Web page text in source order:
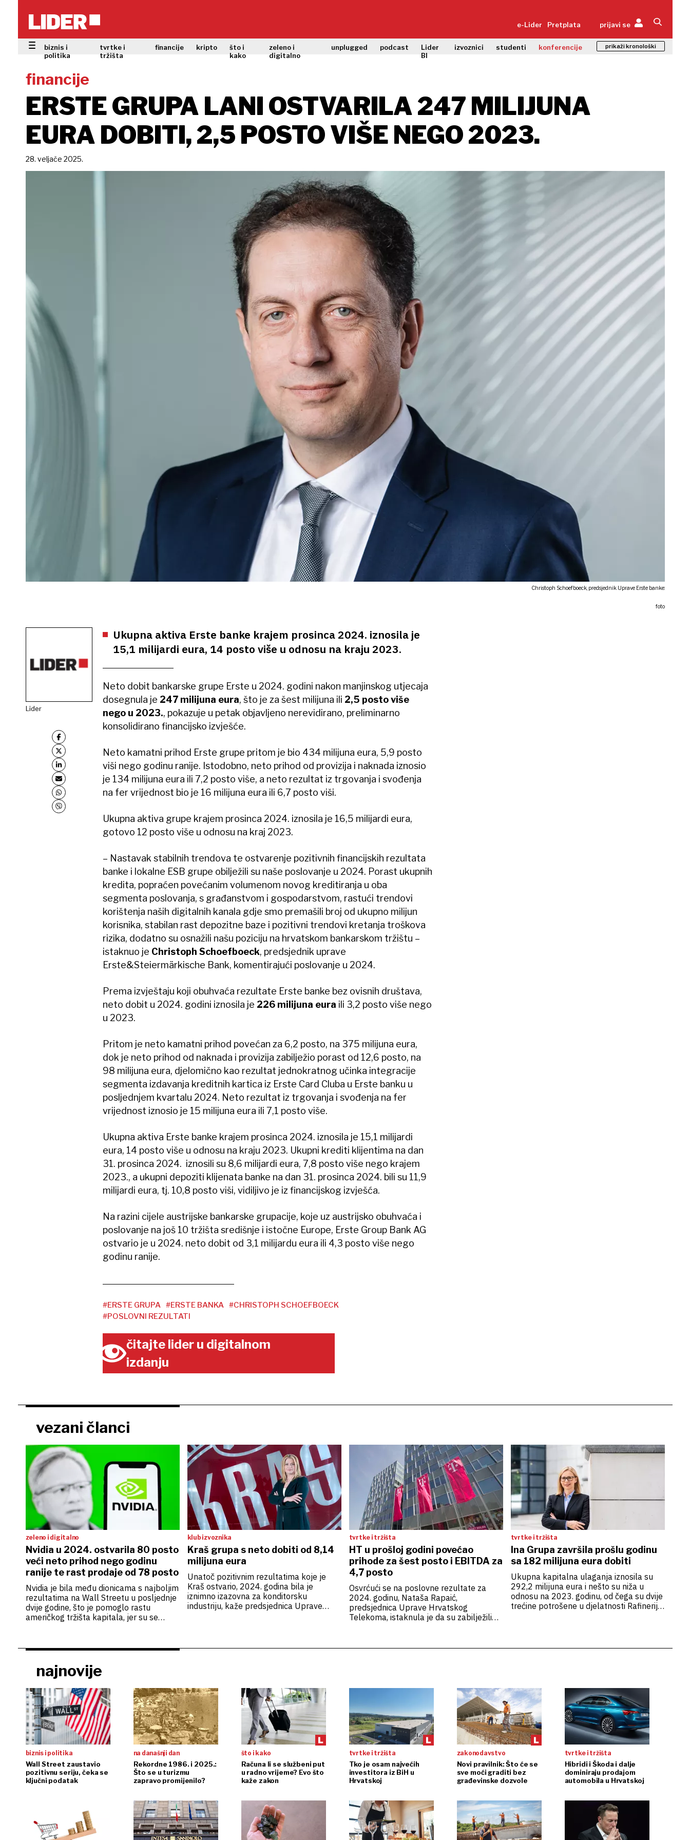
e-Lider Pretplata prijavi se
biznis i
politika
tvrtke i
tržišta
financije kripto
što i
kako
zeleno i
digitalno
unplugged podcast
Lider
BI
izvoznici studenti konferencije prikaži kronološki
financije
ERSTE GRUPA LANI OSTVARILA 247 MILIJUNA
EURA DOBITI, 2,5 POSTO VIŠE NEGO 2023.
28. veljače 2025.
Christoph Schoefboeck, predsjednik Uprave Erste banke:
foto
Lider
Ukupna aktiva Erste banke krajem prosinca 2024. iznosila je
15,1 milijardi eura, 14 posto više u odnosu na kraju 2023.
Neto dobit bankarske grupe Erste u 2024. godini nakon manjinskog utjecaja
dosegnula je 247 milijuna eura, što je za šest milijuna ili 2,5 posto više
nego u 2023., pokazuje u petak objavljeno nerevidirano, preliminarno
konsolidirano financijsko izvješće.
Neto kamatni prihod Erste grupe pritom je bio 434 milijuna eura, 5,9 posto
viši nego godinu ranije. Istodobno, neto prihod od provizija i naknada iznosio
je 134 milijuna eura ili 7,2 posto više, a neto rezultat iz trgovanja i svođenja
na fer vrijednost bio je 16 milijuna eura ili 6,7 posto viši.
Ukupna aktiva grupe krajem prosinca 2024. iznosila je 16,5 milijardi eura,
gotovo 12 posto više u odnosu na kraj 2023.
– Nastavak stabilnih trendova te ostvarenje pozitivnih financijskih rezultata
banke i lokalne ESB grupe obilježili su naše poslovanje u 2024. Porast ukupnih
kredita, popraćen povećanim volumenom novog kreditiranja u oba
segmenta poslovanja, s građanstvom i gospodarstvom, rastući trendovi
korištenja naših digitalnih kanala gdje smo premašili broj od ukupno milijun
korisnika, stabilan rast depozitne baze i pozitivni trendovi kretanja troškova
rizika, dodatno su osnažili našu poziciju na hrvatskom bankarskom tržištu –
istaknuo je Christoph Schoefboeck, predsjednik uprave
Erste&Steiermärkische Bank, komentirajući poslovanje u 2024.
Prema izvještaju koji obuhvaća rezultate Erste banke bez ovisnih društava,
neto dobit u 2024. godini iznosila je 226 milijuna eura ili 3,2 posto više nego
u 2023.
Pritom je neto kamatni prihod povećan za 6,2 posto, na 375 milijuna eura,
dok je neto prihod od naknada i provizija zabilježio porast od 12,6 posto, na
98 milijuna eura, djelomično kao rezultat jednokratnog učinka integracije
segmenta izdavanja kreditnih kartica iz Erste Card Cluba u Erste banku u
posljednjem kvartalu 2024. Neto rezultat iz trgovanja i svođenja na fer
vrijednost iznosio je 15 milijuna eura ili 7,1 posto više.
Ukupna aktiva Erste banke krajem prosinca 2024. iznosila je 15,1 milijardi
eura, 14 posto više u odnosu na kraju 2023. Ukupni krediti klijentima na dan
31. prosinca 2024. iznosili su 8,6 milijardi eura, 7,8 posto više nego krajem
2023., a ukupni depoziti klijenata banke na dan 31. prosinca 2024. bili su 11,9
milijardi eura, tj. 10,8 posto viši, vidiljivo je iz financijskog izvješća.
Na razini cijele austrijske bankarske grupacije, koje uz austrijsko obuhvaća i
poslovanje na još 10 tržišta središnje i istočne Europe, Erste Group Bank AG
ostvario je u 2024. neto dobit od 3,1 milijardu eura ili 4,3 posto više nego
godinu ranije.
#ERSTE GRUPA #ERSTE BANKA #CHRISTOPH SCHOEFBOECK
#POSLOVNI REZULTATI
čitajte lider u digitalnom
izdanju
vezani članci
zeleno i digitalno
Nvidia u 2024. ostvarila 80 posto
veći neto prihod nego godinu
ranije te rast prodaje od 78 posto
Nvidia je bila među dionicama s najboljim
rezultatima na Wall Streetu u posljednje
dvije godine, što je pomoglo rastu
američkog tržišta kapitala, jer su se
klub izvoznika
Kraš grupa s neto dobiti od 8,14
milijuna eura
Unatoč pozitivnim rezultatima koje je
Kraš ostvario, 2024. godina bila je
iznimno izazovna za konditorsku
industriju, kaže predsjednica Uprave
tvrtke i tržišta
HT u prošloj godini povećao
prihode za šest posto i EBITDA za
4,7 posto
Osvrćući se na poslovne rezultate za
2024. godinu, Nataša Rapaić,
predsjednica Uprave Hrvatskog
Telekoma, istaknula je da su zabilježili
uslugama
tvrtke i tržišta
Ina Grupa završila prošlu godinu
sa 182 milijuna eura dobiti
Ukupna kapitalna ulaganja iznosila su
292,2 milijuna eura i nešto su niža u
odnosu na 2023. godinu, od čega su dvije
trećine potrošene u djelatnosti Rafinerija
najnovije
biznis i politika
Wall Street zaustavio
pozitivnu seriju, čeka se
ključni podatak
na današnji dan
Rekordne 1986. i 2025.:
Što se u turizmu
zapravo promijenilo?
što i kako
Računa li se službeni put
u radno vrijeme? Evo što
kaže zakon
tvrtke i tržišta
Tko je osam najvećih
investitora iz BiH u
Hrvatskoj
zakonodavstvo
Novi pravilnik: Što će se
sve moći graditi bez
građevinske dozvole
tvrtke i tržišta
Hibridi i Škoda i dalje
dominiraju prodajom
automobila u Hrvatskoj